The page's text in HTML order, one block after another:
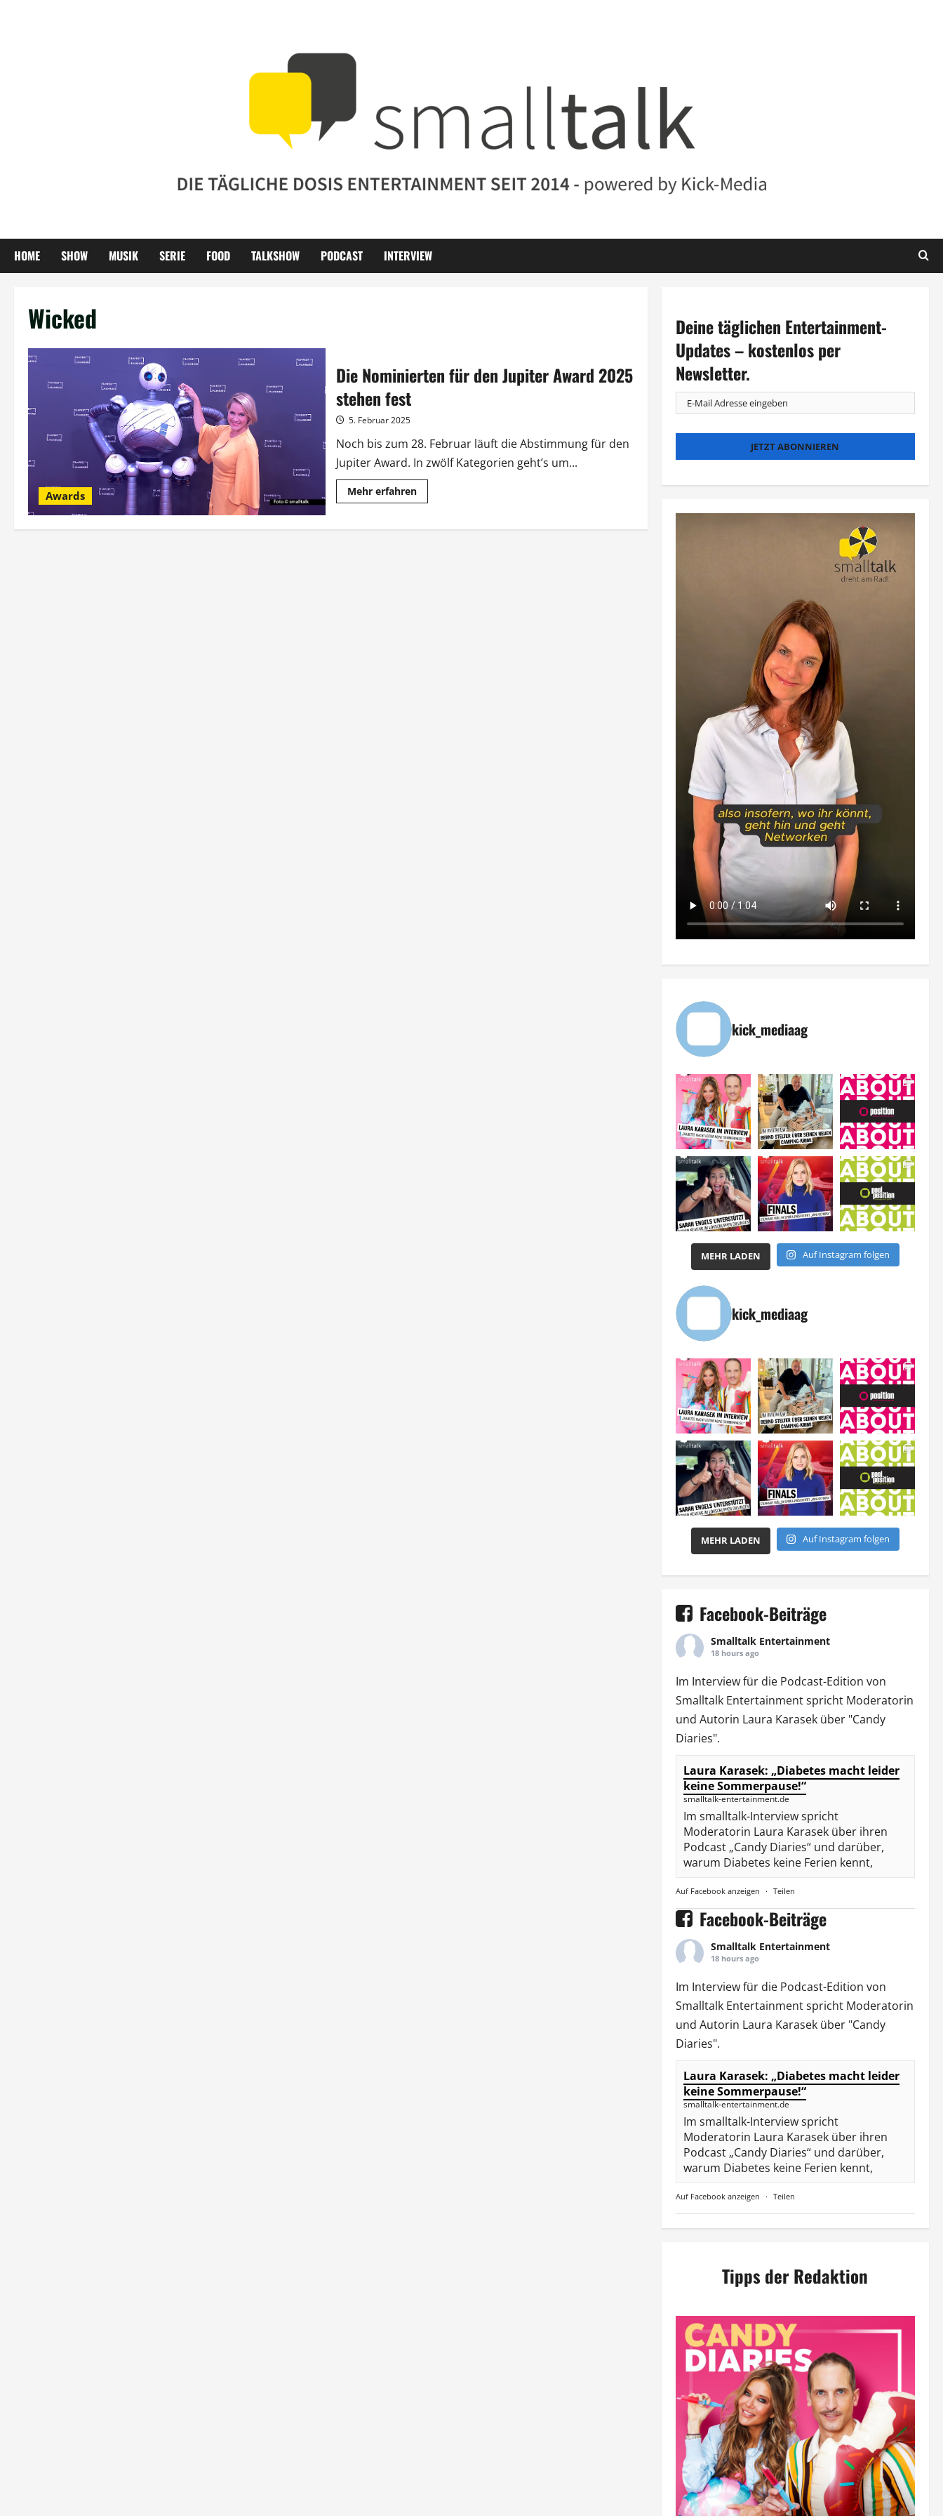
HOME SHOW MUSIK SERIE FOOD TALKSHOW PODCAST INTERVIEW
Wicked
Awards
Die Nominierten für den Jupiter Award 2025
stehen fest
5. Februar 2025
Noch bis zum 28. Februar läuft die Abstimmung für den
Jupiter Award. In zwölf Kategorien geht’s um...
Mehr erfahrenMehr
Informationen
Nominierten
Deine täglichen Entertainment-
Updates – kostenlos per
Newsletter.
kick_mediaag
MEHR LADEN Auf Instagram folgen
kick_mediaag
MEHR LADEN Auf Instagram folgen
Facebook-Beiträge
Smalltalk Entertainment
18 hours ago
Im Interview für die Podcast-Edition von
Smalltalk Entertainmentspricht Moderatorin
und Autorin Laura Karaseküber "Candy
Diaries".
Laura Karasek: „Diabetes macht leider
keine Sommerpause!“
smalltalk-entertainment.de
Im smalltalk-Interview spricht
Moderatorin Laura Karasek über ihren
Podcast „Candy Diaries“ und darüber,
warum Diabetes keine Ferien kennt,
Auf Facebook anzeigen · Teilen
Facebook-Beiträge
Smalltalk Entertainment
18 hours ago
Im Interview für die Podcast-Edition von
Smalltalk Entertainmentspricht Moderatorin
und Autorin Laura Karaseküber "Candy
Diaries".
Laura Karasek: „Diabetes macht leider
keine Sommerpause!“
smalltalk-entertainment.de
Im smalltalk-Interview spricht
Moderatorin Laura Karasek über ihren
Podcast „Candy Diaries“ und darüber,
warum Diabetes keine Ferien kennt,
Auf Facebook anzeigen · Teilen
Tipps der Redaktion